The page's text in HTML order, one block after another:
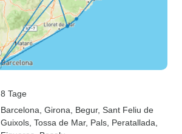
8 Tage
Barcelona , Girona , Begur, Sant Feliu de
Guixols , Tossa de Mar, Pals , Peratallada